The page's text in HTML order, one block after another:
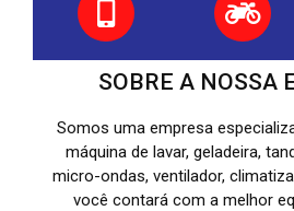
SOBRE A NOSSA
Somos uma empresa
máquina de lavar, geladeira,
micro-ondas, ventilador,
você contará com a melhor